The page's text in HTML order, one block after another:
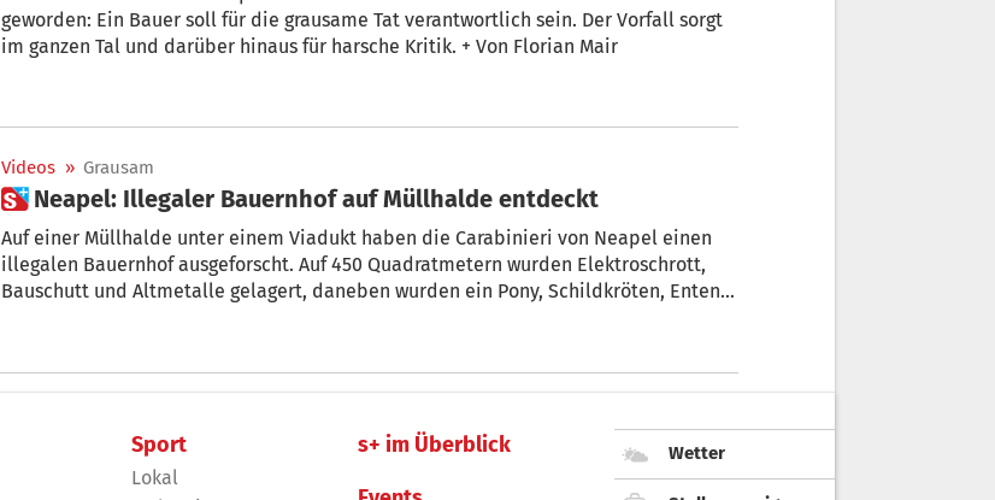
geworden: Ein Bauer soll für die grausame Tat verantwortlich sein. Der Vorfall sorgt
im ganzen Tal und darüber hinaus für harsche Kritik. + Von Florian Mair
Videos » Grausam
 Neapel: Illegaler Bauernhof auf Müllhalde entdeckt
Auf einer Müllhalde unter einem Viadukt haben die Carabinieri von Neapel einen
illegalen Bauernhof ausgeforscht. Auf 450 Quadratmetern wurden Elektroschrott,
Bauschutt und Altmetalle gelagert, daneben wurden ein Pony, Schildkröten, Enten
Müllablagerung angezeigt. Die Tiere wurden einer Tierschutzorganisation
übergeben.
Sport
Lokal
s+ im Überblick Wetter